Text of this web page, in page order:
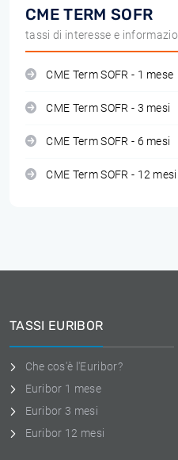
CME TERM SOFR
tassi di interesse e
CME Term SOFR - 1 mese
CME Term SOFR - 3 mesi
CME Term SOFR - 6 mesi
CME Term SOFR - 12 mesi
TASSI EURIBOR
Che cos'è l'Euribor?
Euribor 1 mese
Euribor 3 mesi
Euribor 12 mesi